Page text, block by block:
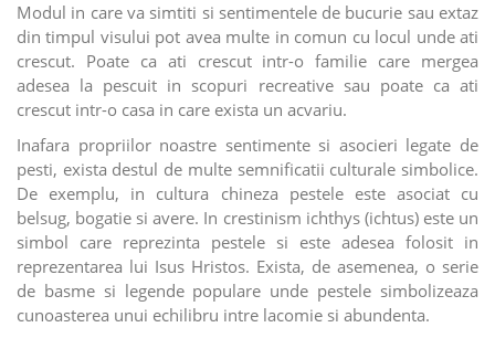
Modul in care va simtiti si sentimentele de bucurie sau extaz
din timpul visului pot avea multe in comun cu locul unde ati
crescut. Poate ca ati crescut intr-o familie care mergea
adesea la pescuit in scopuri recreative sau poate ca ati
crescut intr-o casa in care exista un acvariu.
Inafara propriilor noastre sentimente si asocieri legate de
pesti, exista destul de multe semnificatii culturale simbolice.
De exemplu, in cultura chineza pestele este asociat cu
belsug, bogatie si avere. In crestinism ichthys (ichtus) este un
simbol care reprezinta pestele si este adesea folosit in
reprezentarea lui Isus Hristos. Exista, de asemenea, o serie
de basme si legende populare unde pestele simbolizeaza
cunoasterea unui echilibru intre lacomie si abundenta.